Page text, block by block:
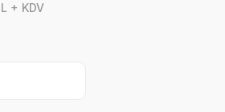
+ KDV